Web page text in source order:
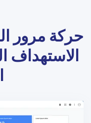
حركة مرور
الاستهداف